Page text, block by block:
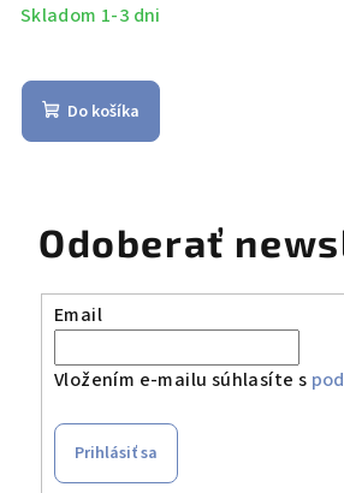
Skladom 1-3 dni
Do košíka
Odoberať
Email
Vložením e-mailu súhlasíte s
Prihlásiť sa